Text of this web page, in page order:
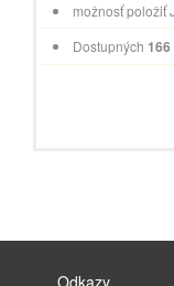
možnosť položiť
Dostupných 166
Odkazy